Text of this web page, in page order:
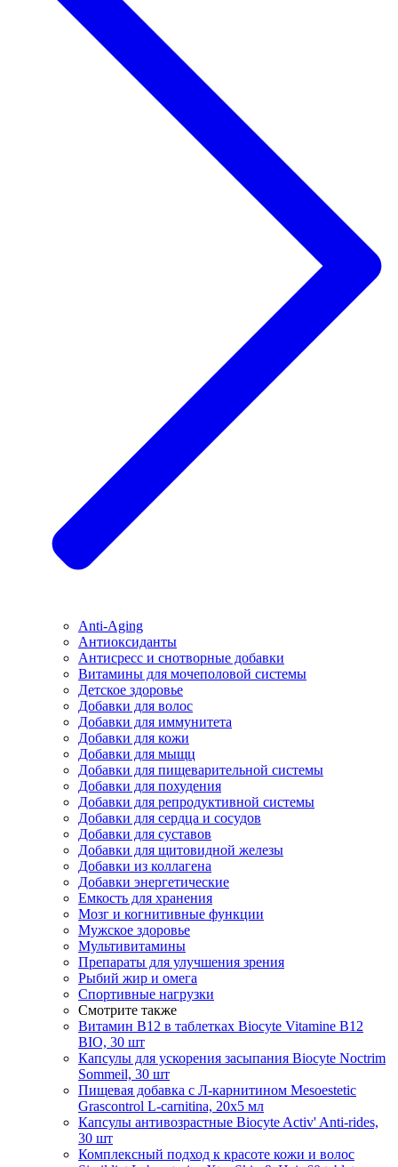
Anti-Aging
Антиоксиданты
Антисресс и снотворные добавки
Витамины для мочеполовой системы
Детское здоровье
Добавки для волос
Добавки для иммунитета
Добавки для кожи
Добавки для мыщц
Добавки для пищеварительной системы
Добавки для похудения
Добавки для репродуктивной системы
Добавки для сердца и сосудов
Добавки для суставов
Добавки для щитовидной железы
Добавки из коллагена
Добавки энергетические
Емкость для хранения
Мозг и когнитивные функции
Мужское здоровье
Мультивитамины
Препараты для улучшения зрения
Рыбий жир и омега
Спортивные нагрузки
Смотрите также
Витамин B12 в таблетках Biocyte Vitamine B12
BIO, 30 шт
Капсулы для ускорения засыпания Biocyte Noctrim
Sommeil, 30 шт
Пищевая добавка с Л-карнитином Mesoestetic
Grascontrol L-carnitina, 20х5 мл
Капсулы антивозрастные Biocyte Activ' Anti-rides,
30 шт
Комплексный подход к красоте кожи и волос